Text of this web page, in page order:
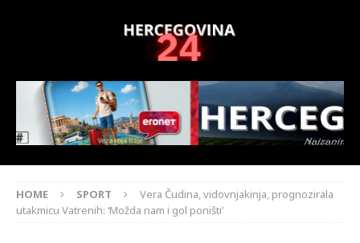
HOME SPORT
Vera Čudina, vidovnjakinja, prognozirala
utakmicu Vatrenih: ‘Možda nam i gol poništi’